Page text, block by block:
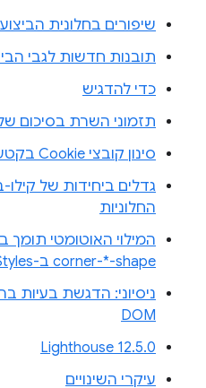
שיפורים בחלונית
תובנות חדשות לגבי
כדי להדגיש
תזמוני השרת בסיכום
סינון קובצי Cookie בקטע 'פרטיות ואבטחה'
גדלים ביחידות של
החלוניות
corner-*-shape ב-Elements > Styles
ניסיוני: הדגשת בעיות
DOM
Lighthouse 12.5.0
עיקרי השינויים